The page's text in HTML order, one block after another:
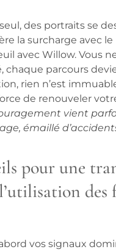
des portraits se
la surcharge avec le
avec Willow. Vous
chaque parcours
rien n’est
de renouveler
vient
émaillé
pour une
des
vos signaux